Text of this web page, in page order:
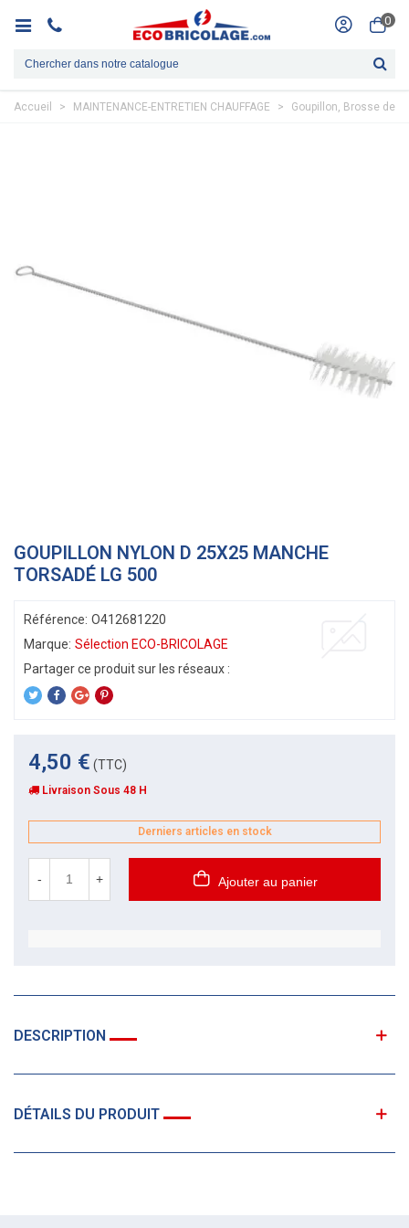
0
Accueil > MAINTENANCE-ENTRETIEN CHAUFFAGE > Goupillon, Brosse de
GOUPILLON NYLON D 25X25 MANCHE
TORSADÉ LG 500
Référence: O412681220
Marque: Sélection ECO-BRICOLAGE
4,50 € (TTC)
Livraison Sous 48 H
Derniers articles en stock
- + Ajouter au panier
DESCRIPTION
DÉTAILS DU PRODUIT